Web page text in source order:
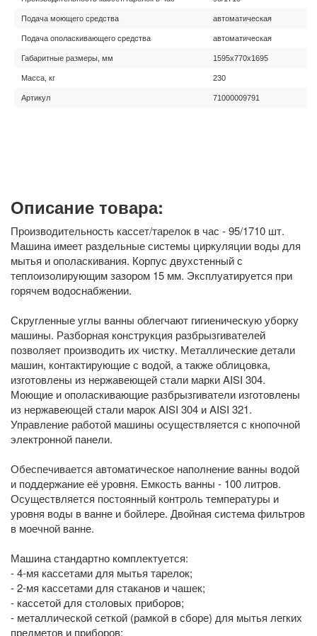
Подача моющего средства автоматическая
Подача ополаскивающего средства автоматическая
Габаритные размеры, мм 1595x770x1695
Масса, кг 230
Артикул 71000009791
Описание товара:
Производительность кассет/тарелок в час - 95/1710 шт.
Машина имеет раздельные системы циркуляции воды для
мытья и ополаскивания. Корпус двухстенный с
теплоизолирующим зазором 15 мм. Эксплуатируется при
горячем водоснабжении.
Скругленные углы ванны облегчают гигиеническую уборку
машины. Разборная конструкция разбрызгивателей
позволяет производить их чистку. Металлические детали
машин, контактирующие с водой, а также облицовка,
изготовлены из нержавеющей стали марки AISI 304.
Моющие и ополаскивающие разбрызгиватели изготовлены
из нержавеющей стали марок AISI 304 и AISI 321.
Управление работой машины осуществляется с кнопочной
электронной панели.
Обеспечивается автоматическое наполнение ванны водой
и поддержание её уровня. Емкость ванны - 100 литров.
Осуществляется постоянный контроль температуры и
уровня воды в ванне и бойлере. Двойная система фильтров
в моечной ванне.
Машина стандартно комплектуется:
- 4-мя кассетами для мытья тарелок;
- 2-мя кассетами для стаканов и чашек;
- кассетой для столовых приборов;
- металлической сеткой (рамкой в сборе) для мытья легких
предметов и приборов;